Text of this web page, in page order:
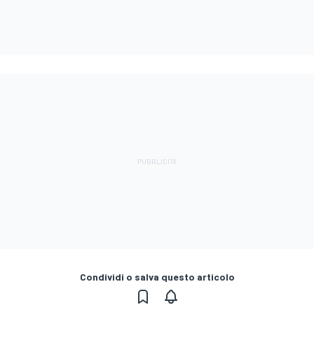
Condividi o salva questo articolo